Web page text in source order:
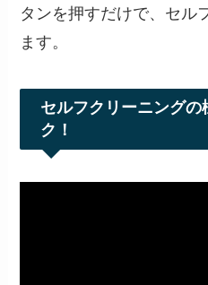
タンを押すだけで、セル
ます。
セルフクリーニングの
ク！